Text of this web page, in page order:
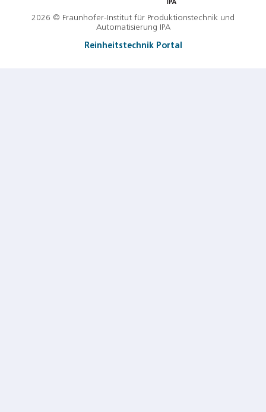
2026 © Fraunhofer-Institut für Produktionstechnik und
Automatisierung IPA
Reinheitstechnik Portal